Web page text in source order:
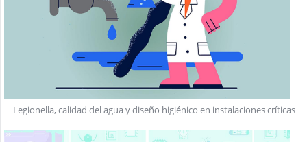
Legionella, calidad del agua y diseño higiénico en instalaciones críticas